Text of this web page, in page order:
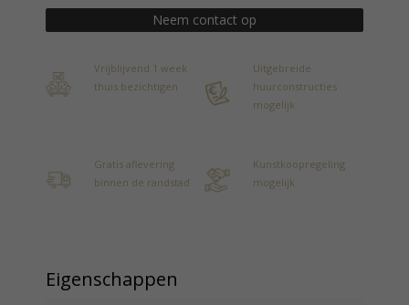
Neem contact op
Vrijblijvend 1 week
thuis bezichtigen
Uitgebreide
huurconstructies
mogelijk
Gratis aflevering
binnen de randstad
Kunstkoopregeling
mogelijk
Eigenschappen